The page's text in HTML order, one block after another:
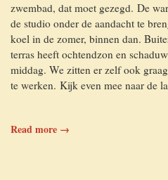
zwembad, dat moet gezegd. De
de studio onder de aandacht te
koel in de zomer, binnen dan.
terras heeft ochtendzon en
middag. We zitten er zelf ook
te werken. Kijk even mee naar de
Read more →